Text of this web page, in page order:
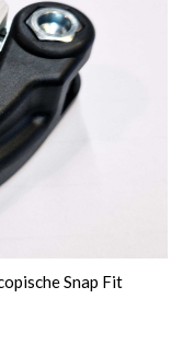
Snap Fit